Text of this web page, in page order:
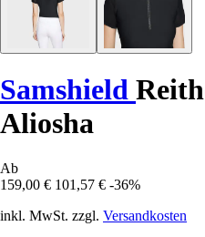
Samshield
Aliosha
Ab
159,00 € 101,57 € -36%
inkl. MwSt. zzgl. Versandkosten